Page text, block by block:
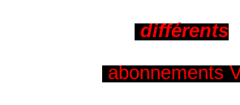
différents
abonnements